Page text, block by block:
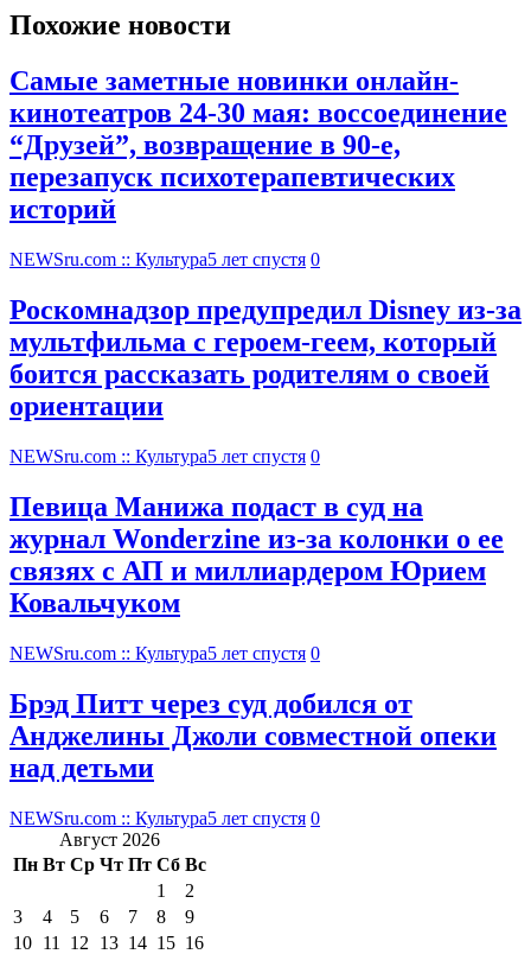
Похожие новости
Самые заметные новинки онлайн-
кинотеатров 24-30 мая: воссоединение
“Друзей”, возвращение в 90-е,
перезапуск психотерапевтических
историй
NEWSru.com :: Культура5 лет спустя 0
Роскомнадзор предупредил Disney из-за
мультфильма c героем-геем, который
боится рассказать родителям о своей
ориентации
NEWSru.com :: Культура5 лет спустя 0
Певица Манижа подаст в суд на
журнал Wonderzine из-за колонки о ее
связях с АП и миллиардером Юрием
Ковальчуком
NEWSru.com :: Культура5 лет спустя 0
Брэд Питт через суд добился от
Анджелины Джоли совместной опеки
над детьми
NEWSru.com :: Культура5 лет спустя 0
Август 2026
Пн Вт Ср Чт Пт Сб Вс
1
2
3
4 5 6 7 8
9
10 11 12 13 14 15 16